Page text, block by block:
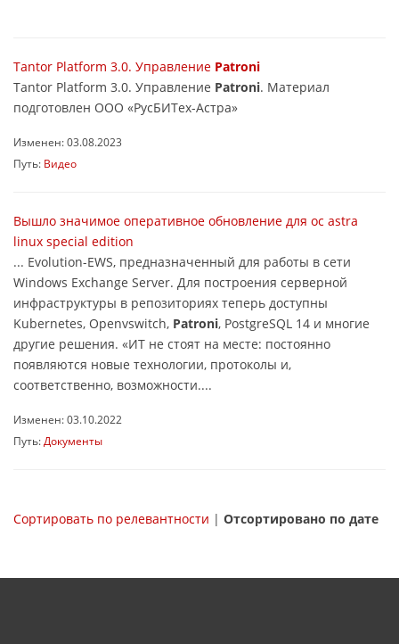
Tantor Platform 3.0. Управление Patroni
Tantor Platform 3.0. Управление Patroni. Материал
подготовлен ООО «РусБИТех-Астра»
Изменен: 03.08.2023
Путь: Видео
Вышло значимое оперативное обновление для ос astra
linux special edition
... Evolution-EWS, предназначенный для работы в сети
Windows Exchange Server. Для построения серверной
инфраструктуры в репозиториях теперь доступны
Kubernetes, Openvswitch, Patroni, PostgreSQL 14 и многие
другие решения. «ИТ не стоят на месте: постоянно
появляются новые технологии, протоколы и,
соответственно, возможности....
Изменен: 03.10.2022
Путь: Документы
Сортировать по релевантности | Отсортировано по дате